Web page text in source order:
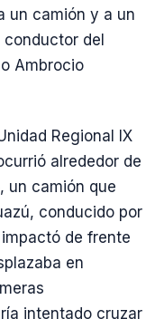
un camión y a un
del
Ambrocio
Regional IX
alrededor de
un camión que
conducido por
de frente
en
intentado cruzar